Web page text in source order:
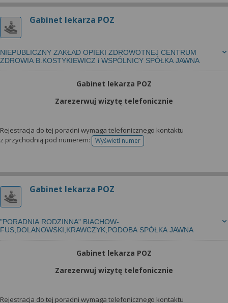
Gabinet lekarza POZ
NIEPUBLICZNY ZAKŁAD OPIEKI ZDROWOTNEJ CENTRUM
ZDROWIA B.KOSTYKIEWICZ i WSPÓLNICY SPÓŁKA JAWNA
Gabinet lekarza POZ
Zarezerwuj wizytę telefonicznie
Rejestracja do tej poradni wymaga telefonicznego kontaktu
z przychodnią pod numerem:
Wyświetl numertelefonu do rejestracji
Gabinet lekarza POZ
"PORADNIA RODZINNA" BIACHOW-
FUS,DOLANOWSKI,KRAWCZYK,PODOBA SPÓŁKA JAWNA
Gabinet lekarza POZ
Zarezerwuj wizytę telefonicznie
Rejestracja do tej poradni wymaga telefonicznego kontaktu